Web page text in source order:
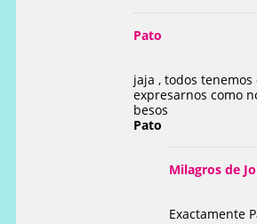
Pato
jaja , todos tenemos
expresarnos como
besos
Pato
Milagros de
Exactamente